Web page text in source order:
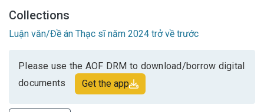
Collections
Luận văn/Đề án Thạc sĩ năm 2024 trở về trước
Please use the AOF DRM to download/borrow digital
documents
Get the app